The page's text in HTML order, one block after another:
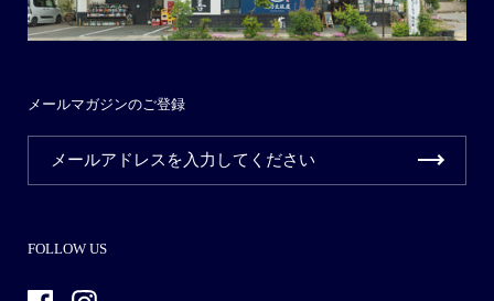
メールマガジンのご登録
FOLLOW US